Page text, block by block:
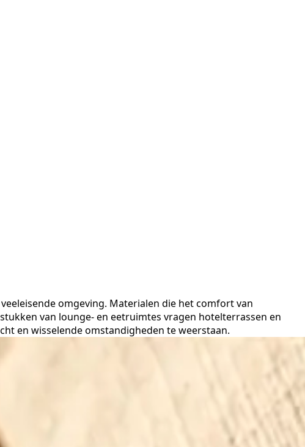
omgeving. Materialen die het comfort van
van lounge- en eetruimtes vragen hotelterrassen en
en wisselende omstandigheden te weerstaan.